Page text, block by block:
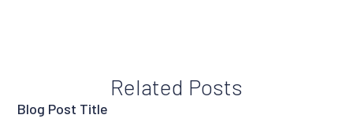
Related Posts
Blog Post Title